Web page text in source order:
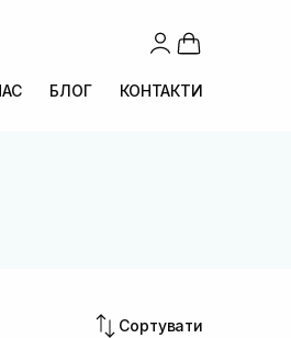
БЛОГ КОНТАКТИ
Сортувати